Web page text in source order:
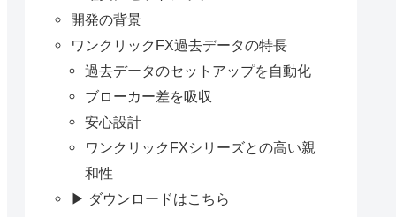
開発の背景
ワンクリックFX過去データの特長
過去データのセットアップを自動化
ブローカー差を吸収
安心設計
ワンクリックFXシリーズとの高い親
和性
▶ ダウンロードはこちら